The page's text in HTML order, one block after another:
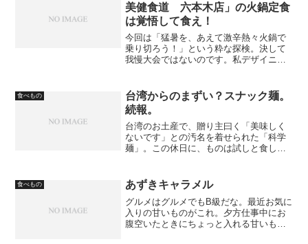
美健食道 六本木店」の火鍋定食
は覚悟して食え！
今回は「猛暑を、あえて激辛熱々火鍋で
乗り切ろう！」という粋な探検。決して
我慢大会ではないのです。私デザイニャ
らのランチは大体ドリンクバー付きの様
で、これから火鍋に...
食べもの
台湾からのまずい？スナック麺。
続報。
台湾のお土産で、贈り主曰く「美味しく
ないです」との汚名を着せられた「科学
麺」。この休日に、ものは試しと食して
にでもしようかと思っていたが、麺には
味がついておらず、替わ...
食べもの あずきキャラメル
グルメはグルメでもB級だな。最近お気に
入りの甘いものがこれ。夕方仕事中にお
腹空いたときにちょっと入れる甘いもの